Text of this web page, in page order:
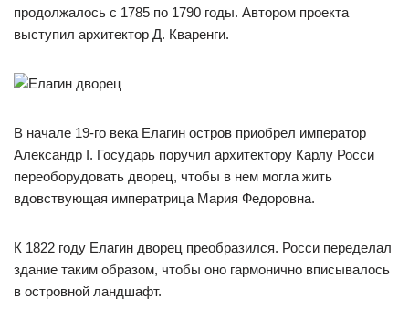
продолжалось с 1785 по 1790 годы. Автором проекта
выступил архитектор Д. Кваренги.
В начале 19-го века Елагин остров приобрел император
Александр I. Государь поручил архитектору Карлу Росси
переоборудовать дворец, чтобы в нем могла жить
вдовствующая императрица Мария Федоровна.
К 1822 году Елагин дворец преобразился. Росси переделал
здание таким образом, чтобы оно гармонично вписывалось
в островной ландшафт.